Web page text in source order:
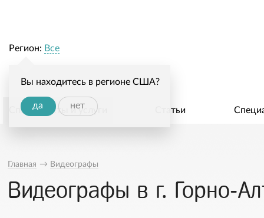
Регион: Все
Вы находитесь в регионе США?
да нет
Специалисты и услуги Статьи
Главная → Видеографы
Видеографы в г. Горно-